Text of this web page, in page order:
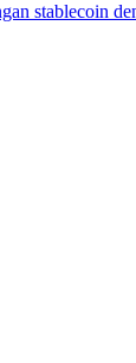
stablecoin